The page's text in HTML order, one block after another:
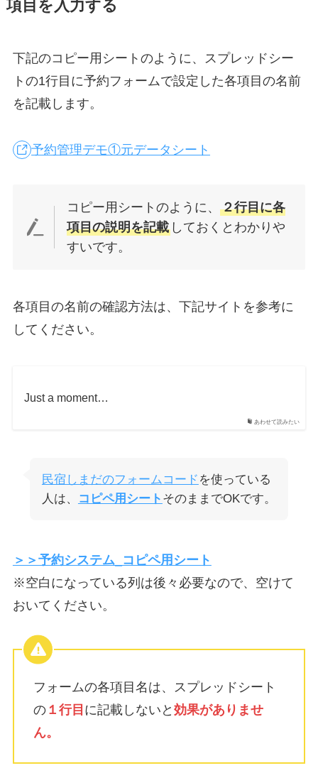
項目を入力する
下記のコピー用シートのように、スプレッドシー
トの1行目に予約フォームで設定した各項目の名前
を記載します。
予約管理デモ①元データシート
コピー用シートのように、２行目に各
項目の説明を記載 しておくとわかりや
すいです。
各項目の名前の確認方法は、下記サイトを参考に
してください。
あわせて読みたい
Just a moment…
民宿しまだのフォームコード を使っている
人は、
コピペ用シート そのままでOKです。
＞＞予約システム_コピペ用シート
※空白になっている列は後々必要なので、空けて
おいてください。
フォームの各項目名は、スプレッドシート
の１行目 に記載しないと 効果がありませ
ん。